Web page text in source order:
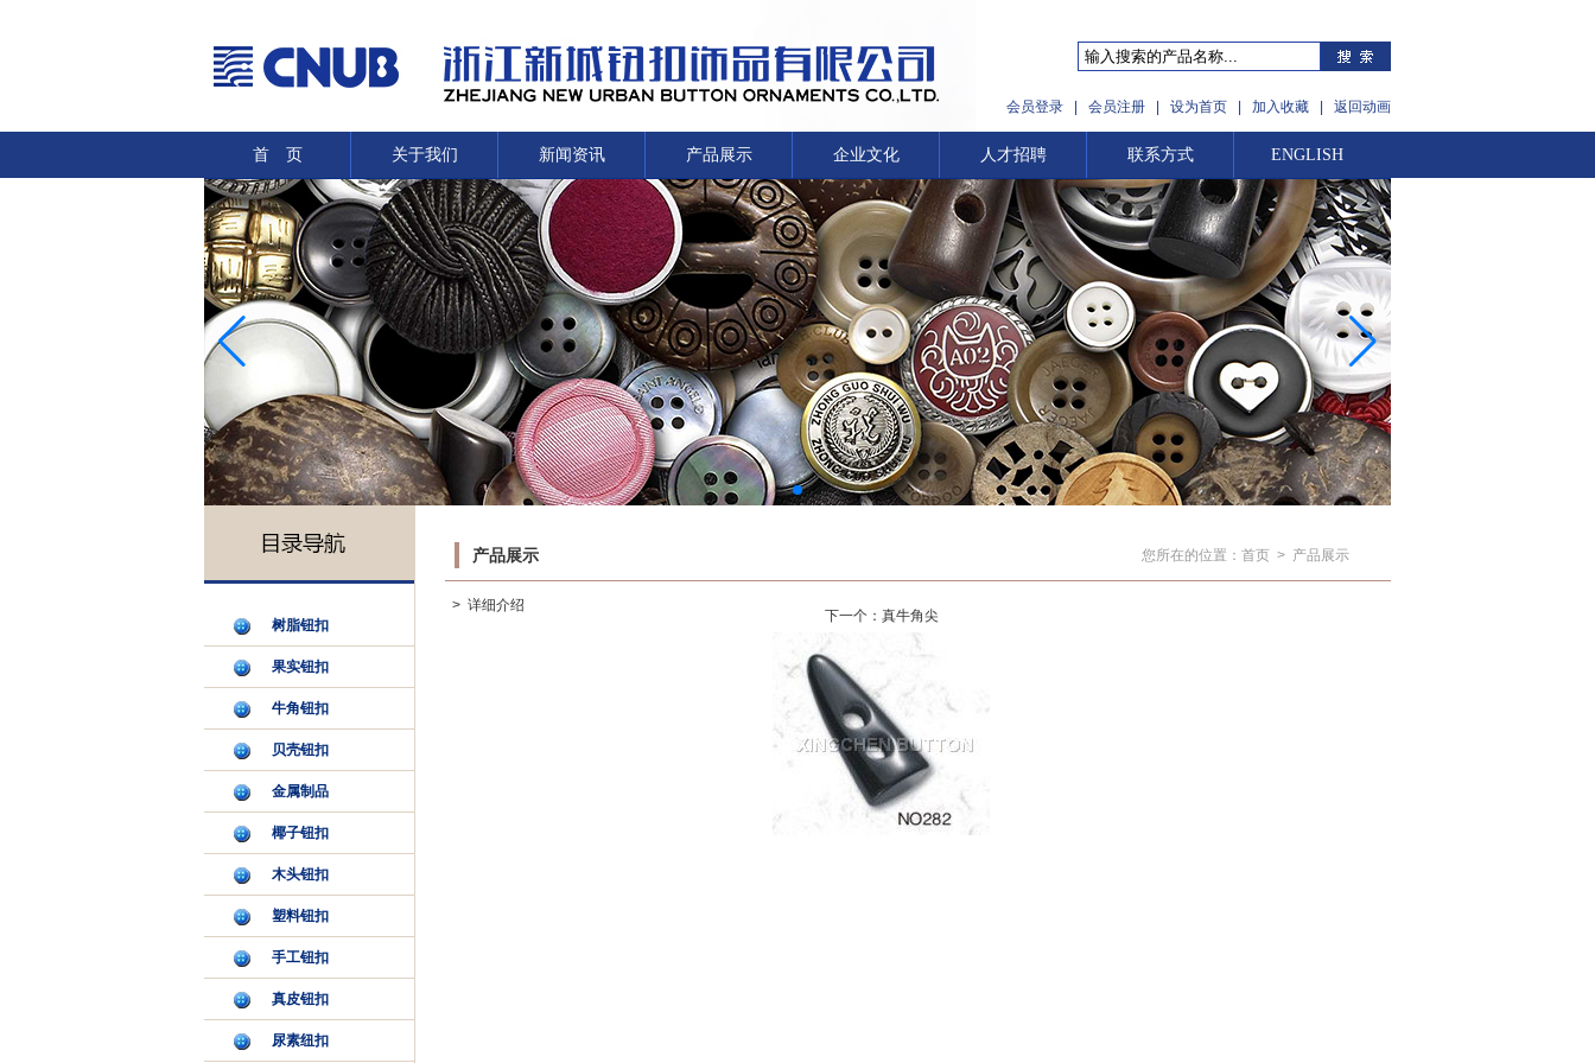
会员登录 会员注册 设为首页 加入收藏 返回动画
首 页 关于我们 新闻资讯 产品展示 企业文化 人才招聘 联系方式 ENGLISH
树脂钮扣
果实钮扣
牛角钮扣
贝壳钮扣
金属制品
椰子钮扣
木头钮扣
塑料钮扣
手工钮扣
真皮钮扣
尿素纽扣
产品展示 您所在的位置： 首页 > 产品展示
> 详细介绍
下一个： 真牛角尖